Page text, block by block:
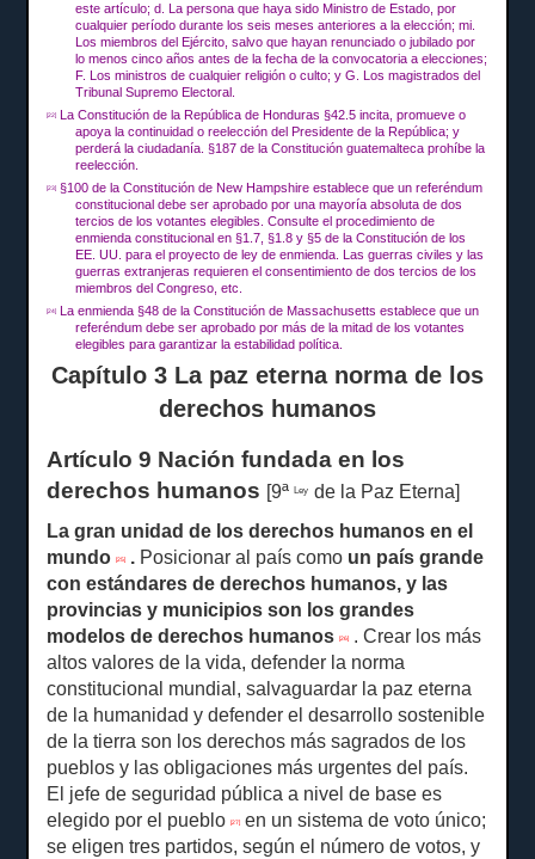
este artículo;d.La persona que haya sido Ministro de Estado,por
cualquier período durante los seis meses anteriores a la elección;mi.
Los miembros del Ejército, salvo que hayan renunciado o jubilado por
lo menos cinco años antes de la fecha de la convocatoria a elecciones;
F.Los ministros de cualquier religión o culto;y G.Los magistrados del
Tribunal Supremo Electoral.
[22]
La Constitución de la República de Honduras §42.5 incita, promueve o
apoya la continuidad o reelección del Presidente de la República;y
perderá la ciudadanía.§187 de la Constitución guatemalteca prohíbe la
reelección.
[23]
§100 de la Constitución de New Hampshire establece que un referéndum
constitucional debe ser aprobado por una mayoría absoluta de dos
tercios de los votantes elegibles.Consulte el procedimiento de
enmienda constitucional en §1.7, §1.8 y §5 de la Constitución de los
EE. UU. para el proyecto de ley de enmienda.Las guerras civiles y las
guerras extranjeras requieren el consentimiento de dos tercios de los
miembros del Congreso, etc.
[24]
La enmienda §48 de la Constitución de Massachusetts establece que un
referéndum debe ser aprobado por más de la mitad de los votantes
elegibles para garantizar la estabilidad política.
Capítulo 3 La paz eterna norma de los
derechos humanos
Artículo 9 Nación fundada en los
derechos humanos [9ªLey
de la Paz Eterna]
La gran unidad de los derechos humanos en el
mundo[25] . Posicionar al país como un país grande
con estándares de derechos humanos, y las
provincias y municipios son los grandes
modelos de derechos humanos[26] .Crear los más
altos valores de la vida, defender la norma
constitucional mundial, salvaguardar la paz eterna
de la humanidad y defender el desarrollo sostenible
de la tierra son los derechos más sagrados de los
pueblos y las obligaciones más urgentes del país.
El jefe de seguridad pública a nivel de base es
elegido por el pueblo[27]
en un sistema de voto único;
se eligen tres partidos, según el número de votos, y